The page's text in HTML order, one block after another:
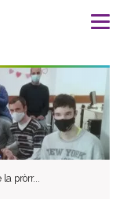
pròrr...